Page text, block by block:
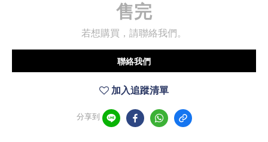
售完
若想購買，請聯絡我們。
聯絡我們
加入追蹤清單
分享到